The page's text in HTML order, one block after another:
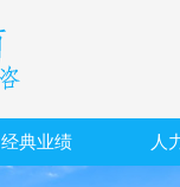
经典业绩 人